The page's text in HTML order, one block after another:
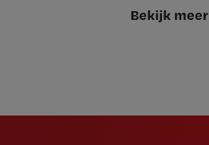
Bekijk meer